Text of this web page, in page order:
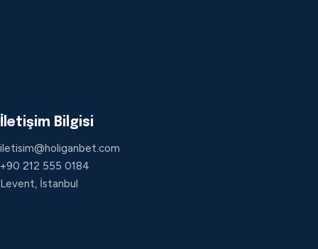
İletişim Bilgisi
iletisim@holiganbet.com
+90 212 555 0184
Levent, İstanbul